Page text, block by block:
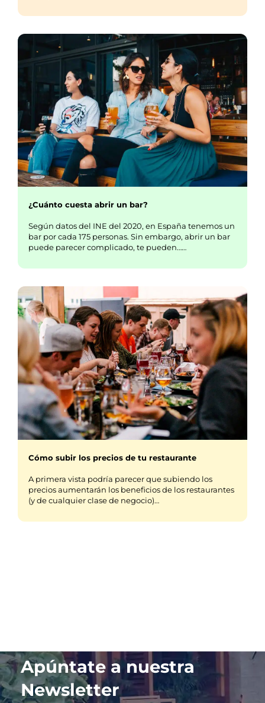
¿Cuánto cuesta abrir un bar?
Según datos del INE del 2020, en España tenemos un
bar por cada 175 personas. Sin embargo, abrir un bar
puede parecer complicado, te pueden……
Cómo subir los precios de tu restaurante
A primera vista podría parecer que subiendo los
precios aumentarán los beneficios de los restaurantes
(y de cualquier clase de negocio)…
Apúntate a nuestra
Newsletter